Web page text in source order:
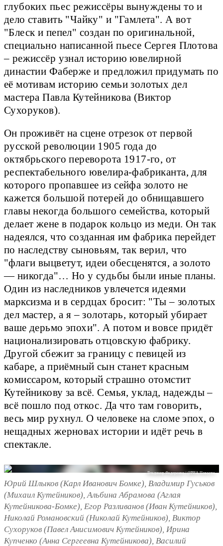
глубоких пьес режиссёры вынуждены то и
дело ставить "Чайку" и "Гамлета". А вот
"Блеск и пепел" создан по оригинальной,
специально написанной пьесе Сергея Плотова
– режиссёр узнал историю ювелирной
династии Фаберже и предложил придумать по
её мотивам историю семьи золотых дел
мастера Павла Кутейникова (Виктор
Сухоруков).
Он проживёт на сцене отрезок от первой
русской революции 1905 года до
октябрьского переворота 1917-го, от
респектабельного ювелира-фабриканта, для
которого пропавшее из сейфа золото не
кажется большой потерей до обнищавшего
главы некогда большого семейства, который
делает жене в подарок кольцо из меди. Он так
надеялся, что созданная им фабрика перейдет
по наследству сыновьям, так верил, что
"флаги выцветут, идеи обесценятся, а золото
— никогда"… Но у судьбы были иные планы.
Один из наследников увлечется идеями
марксизма и в сердцах бросит: "Ты – золотых
дел мастер, а я – золотарь, который убирает
ваше дерьмо эпохи". А потом и вовсе придёт
национализировать отцовскую фабрику.
Другой сбежит за границу с певицей из
кабаре, а приёмный сын станет красным
комиссаром, который страшно отомстит
Кутейникову за всё. Семья, уклад, надежды –
всё пошло под откос. Да что там говорить,
весь мир рухнул. О человеке на сломе эпох, о
нещадных жерновах истории и идёт речь в
спектакле.
Владимир Федоренко / @РИА Новости
Юрий Шлыков (Карл Иванович Бомке), Владимир Гуськов
(Михаил Кутейников), Альбина Абрамова (Аглая
Кутейникова-Бомке), Егор Разливанов (Иван Кутейников),
Николай Романовский (Николай Кутейников), Виктор
Сухоруков (Павел Анисимович Кутейников), Ирина
Купченко (Анна Сергеевна Кутейникова), Василий